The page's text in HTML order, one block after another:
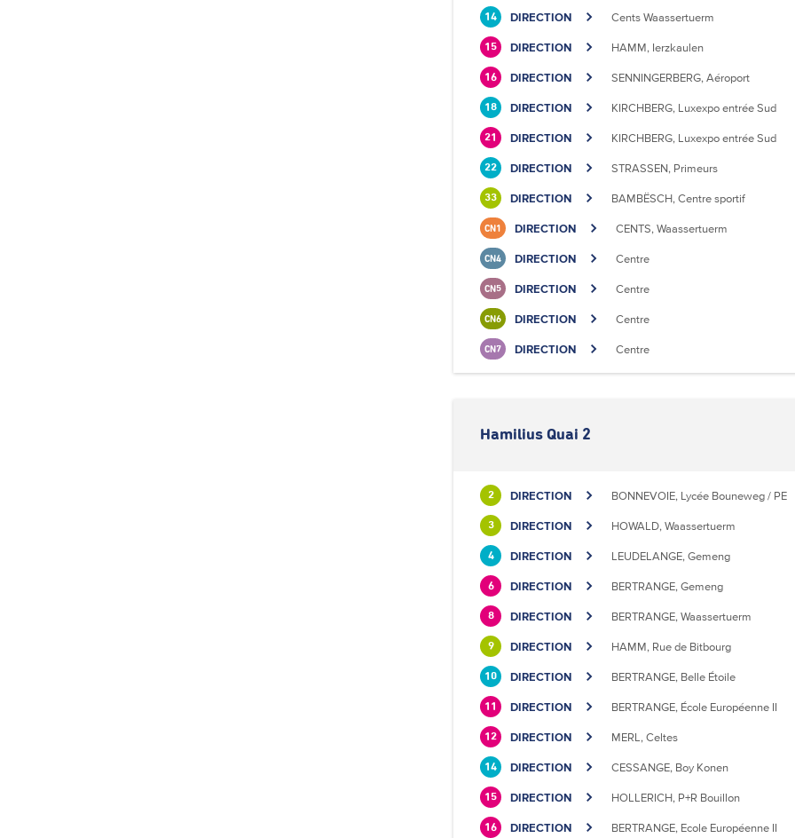
14 DIRECTION Cents Waassertuerm
15 DIRECTION HAMM, Ierzkaulen
16 DIRECTION SENNINGERBERG, Aéroport
18 DIRECTION KIRCHBERG, Luxexpo entrée Sud
21 DIRECTION KIRCHBERG, Luxexpo entrée Sud
22 DIRECTION STRASSEN, Primeurs
33 DIRECTION BAMBËSCH, Centre sportif
CN1 DIRECTION CENTS, Waassertuerm
CN4 DIRECTION Centre
CN5 DIRECTION Centre
CN6 DIRECTION Centre
CN7 DIRECTION Centre
Hamilius Quai 2
2 DIRECTION BONNEVOIE, Lycée Bouneweg / PE
3 DIRECTION HOWALD, Waassertuerm
4 DIRECTION LEUDELANGE, Gemeng
6 DIRECTION BERTRANGE, Gemeng
8 DIRECTION BERTRANGE, Waassertuerm
9 DIRECTION HAMM, Rue de Bitbourg
10 DIRECTION BERTRANGE, Belle Étoile
11 DIRECTION BERTRANGE, École Européenne II
12 DIRECTION MERL, Celtes
14 DIRECTION CESSANGE, Boy Konen
15 DIRECTION HOLLERICH, P+R Bouillon
16 DIRECTION BERTRANGE, Ecole Européenne II